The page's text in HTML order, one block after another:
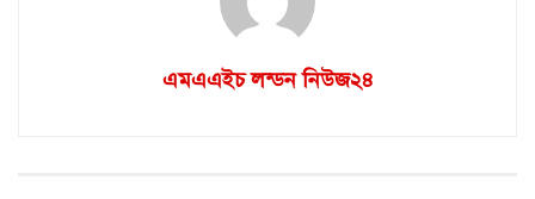
এমএএইচ লন্ডন নিউজ২৪